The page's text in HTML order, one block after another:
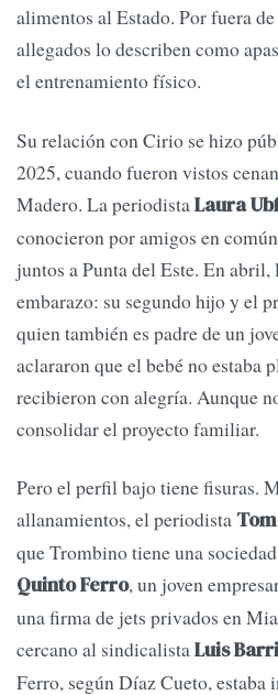
alimentos al Estado. Por fuera
allegados lo describen como
el entrenamiento físico.
Su relación con Cirio se hizo
2025, cuando fueron vistos
Madero. La periodistaLaura
conocieron por amigos en
juntos a Punta del Este. En
embarazo: su segundo hijo y el
quien también es padre de un
aclararon que el bebé no estaba
recibieron con alegría. Aunque
consolidar el proyecto familiar.
Pero el perfil bajo tiene fisuras.
allanamientos, el periodista
que Trombino tiene una
Quinto Ferro, un joven
una firma de jets privados en
cercano al sindicalistaLuis
Ferro, según Díaz Cueto,